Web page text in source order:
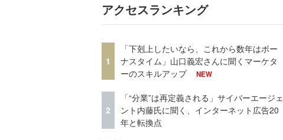
アクセスランキング
1
「下剋上したいなら、これから数年はボー
ナスタイム」山口義宏さんに聞くマーケタ
ーのスキルアップ
NEW
2
「“分業”は再定義される」サイバーエージェ
ント内藤氏に聞く、インターネット広告20
年と転換点